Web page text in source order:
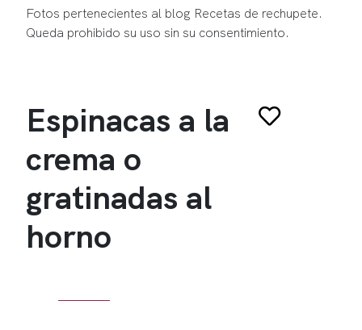
Fotos pertenecientes al blog Recetas de rechupete.
Queda prohibido su uso sin su consentimiento.
Espinacas a la
crema o
gratinadas al
horno